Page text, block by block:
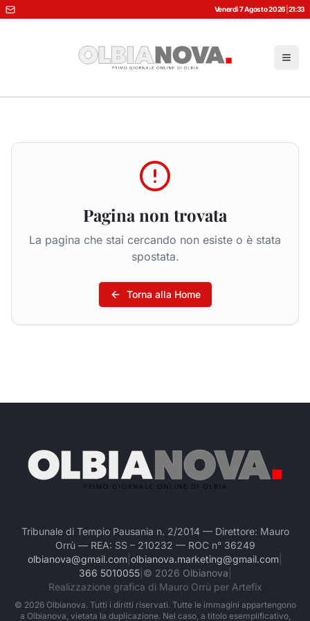
Venerdì 7 Agosto 2026 21:33
Pagina non trovata
La pagina che stai cercando non esiste o è stata
spostata.
Torna alla Home
Tribunale di Tempio Pausania n. 2/2014 — Direttore: Mauro
Orrù — REA: SS – 210232 — ROC n° 36249
olbianova@gmail.com olbianova.marketing@gmail.com
366 5010055| © 2026 Olbianova
Realizzazione grafica di Mauro Orrù per Artefix
© 2026Olbianova. Tutti i diritti riservati. Tutte le immagini appartengono
a Olbianova, vietata la duplicazione. Nel caso, a titolo esemplificativo,